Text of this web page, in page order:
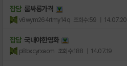
잡담 룸싸롱가격
v6wym264rtmy14q 조회수:59 | 14.07.20
잡담 국내야한영화
p8bxcyrxaom 조회수:188 | 14.07.19